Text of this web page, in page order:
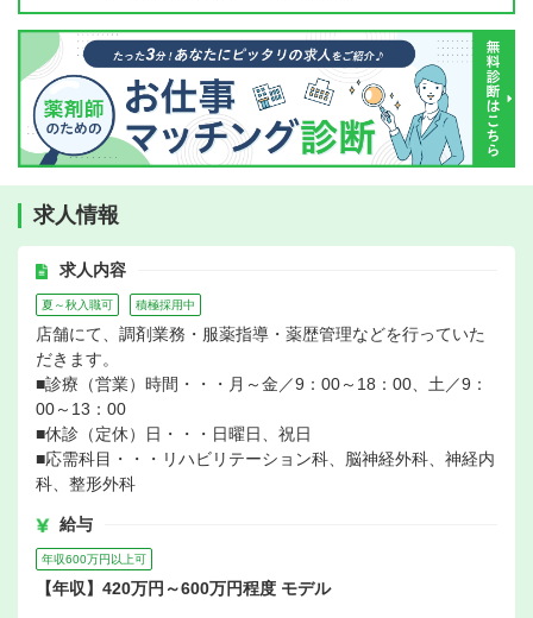
求人情報
求人内容
夏～秋入職可 積極採用中
店舗にて、調剤業務・服薬指導・薬歴管理などを行っていた
だきます。
■診療（営業）時間・・・月～金／9：00～18：00、土／9：
00～13：00
■休診（定休）日・・・日曜日、祝日
■応需科目・・・リハビリテーション科、脳神経外科、神経内
科、整形外科
給与
年収600万円以上可
【年収】420万円～600万円程度 モデル